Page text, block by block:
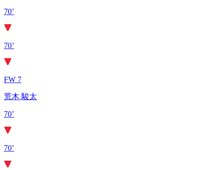
70’
70’
FW 7
荒木 駿太
70’
70’